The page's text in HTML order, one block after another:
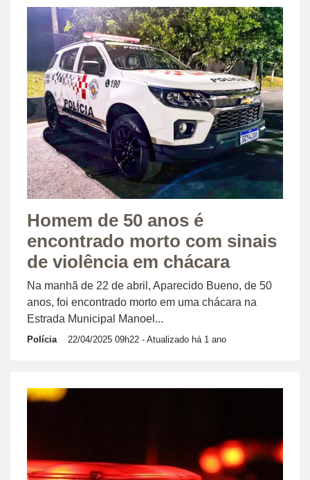
Homem de 50 anos é
encontrado morto com sinais
de violência em chácara
Na manhã de 22 de abril, Aparecido Bueno, de 50
anos, foi encontrado morto em uma chácara na
Estrada Municipal Manoel...
Polícia 22/04/2025 09h22 - Atualizado há 1 ano